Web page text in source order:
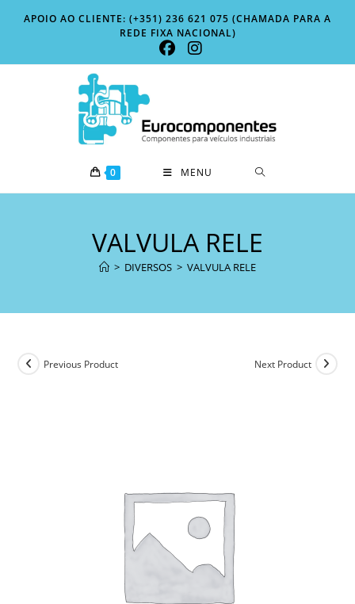
APOIO AO CLIENTE: (+351) 236 621 075 (CHAMADA PARA A
REDE FIXA NACIONAL)
0 MENU
VALVULA RELE
> DIVERSOS > VALVULA RELE
Previous Product Next Product